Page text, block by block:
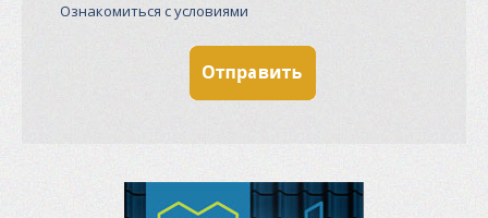
Ознакомиться с условиями